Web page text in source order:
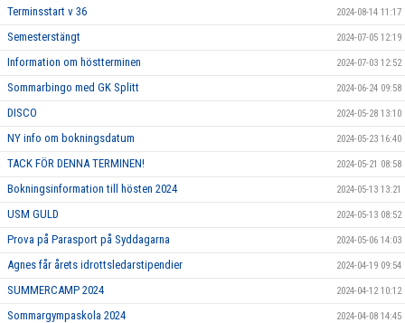
Terminsstart v 36 2024-08-14 11:17
Semesterstängt 2024-07-05 12:19
Information om höstterminen 2024-07-03 12:52
Sommarbingo med GK Splitt 2024-06-24 09:58
DISCO 2024-05-28 13:10
NY info om bokningsdatum 2024-05-23 16:40
TACK FÖR DENNA TERMINEN! 2024-05-21 08:58
Bokningsinformation till hösten 2024 2024-05-13 13:21
USM GULD 2024-05-13 08:52
Prova på Parasport på Syddagarna 2024-05-06 14:03
Agnes får årets idrottsledarstipendier 2024-04-19 09:54
SUMMERCAMP 2024 2024-04-12 10:12
Sommargympaskola 2024 2024-04-08 14:45